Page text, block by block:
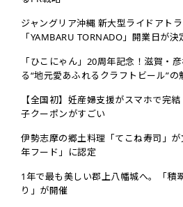
ジャングリア沖縄 新大型ライドアト
「YAMBARU TORNADO」開業日が決
「ひこにゃん」20周年記念！滋賀・
る“地元愛あふれるクラフトビール”の
【全国初】妊産婦支援がスマホで完
子クーポンがすごい
伊勢志摩の郷土料理「てこね寿司」
年フード」に認定
1年で最も美しい郡上八幡城へ。「積
り」が開催